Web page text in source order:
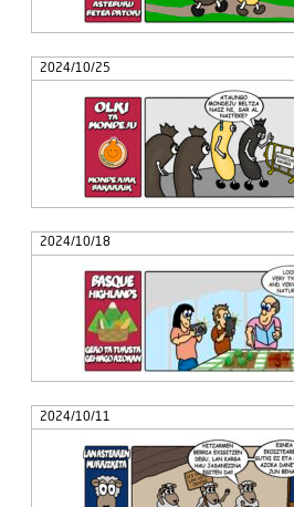
2024/10/25
2024/10/18
2024/10/11